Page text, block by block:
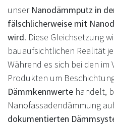
unser Nanodämmputz in
fälschlicherweise mit
wird. Diese Gleichsetzung
bauaufsichtlichen Realität
Während es sich bei den
Produkten um
Dämmkennwerte handelt,
Nanofassadendämmung
dokumentierten